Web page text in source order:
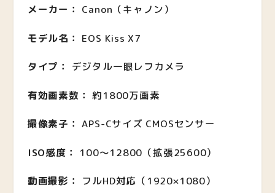
メーカー： Canon（キャノン）
モデル名： EOS Kiss X7
タイプ： デジタル一眼レフカメラ
有効画素数： 約1800万画素
撮像素子： APS-Cサイズ CMOSセンサー
ISO感度： 100〜12800（拡張25600）
動画撮影： フルHD対応（1920×1080）